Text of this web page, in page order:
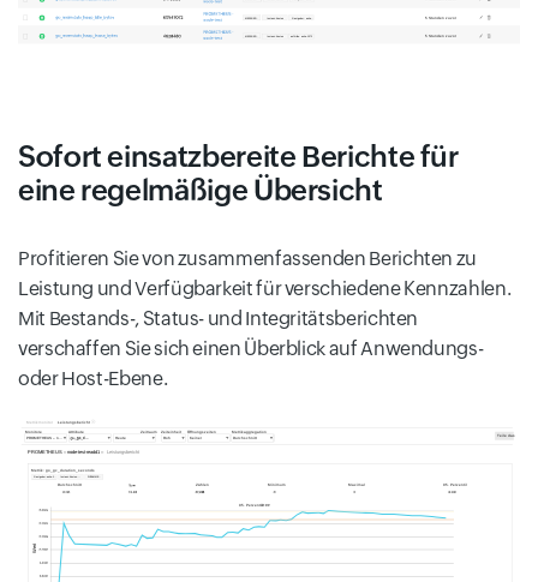
Sofort einsatzbereite Berichte für
eine regelmäßige Übersicht
Profitieren Sie von zusammenfassenden Berichten zu
Leistung und Verfügbarkeit für verschiedene Kennzahlen.
Mit Bestands-, Status- und Integritätsberichten
verschaffen Sie sich einen Überblick auf Anwendungs-
oder Host-Ebene.